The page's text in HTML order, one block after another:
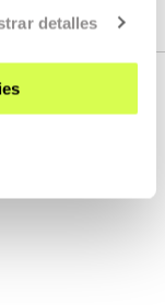
detalles